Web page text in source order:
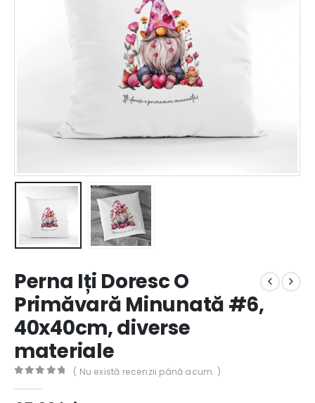
Perna Iți Doresc O
Primăvară Minunată #6,
40x40cm, diverse
materiale
( Nu există recenzii până acum. )